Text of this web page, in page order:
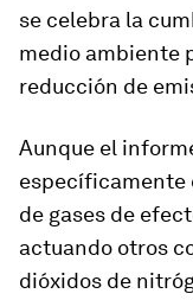
se celebra la
medio ambiente
reducción de
Aunque el
específicamente
de gases de
actuando otros
dióxidos de